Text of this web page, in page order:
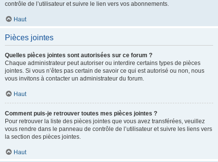
contrôle de l’utilisateur et suivre le lien vers vos abonnements.
Haut
Pièces jointes
Quelles pièces jointes sont autorisées sur ce forum ?
Chaque administrateur peut autoriser ou interdire certains types de pièces
jointes. Si vous n’êtes pas certain de savoir ce qui est autorisé ou non, nous
vous invitons à contacter un administrateur du forum.
Haut
Comment puis-je retrouver toutes mes pièces jointes ?
Pour retrouver la liste des pièces jointes que vous avez transférées, veuillez
vous rendre dans le panneau de contrôle de l’utilisateur et suivre les liens vers
la section des pièces jointes.
Haut